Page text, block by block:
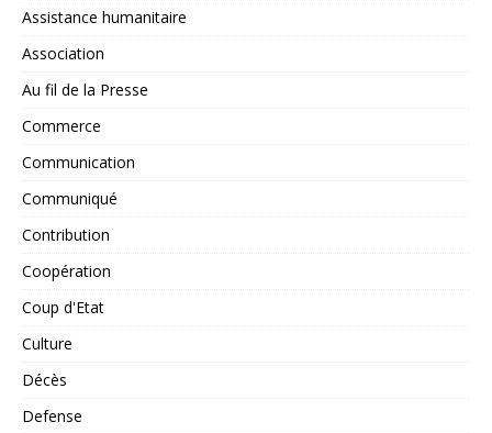
Assistance humanitaire
Association
Au fil de la Presse
Commerce
Communication
Communiqué
Contribution
Coopération
Coup d'Etat
Culture
Décès
Defense